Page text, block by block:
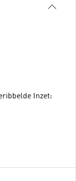
Inzet: